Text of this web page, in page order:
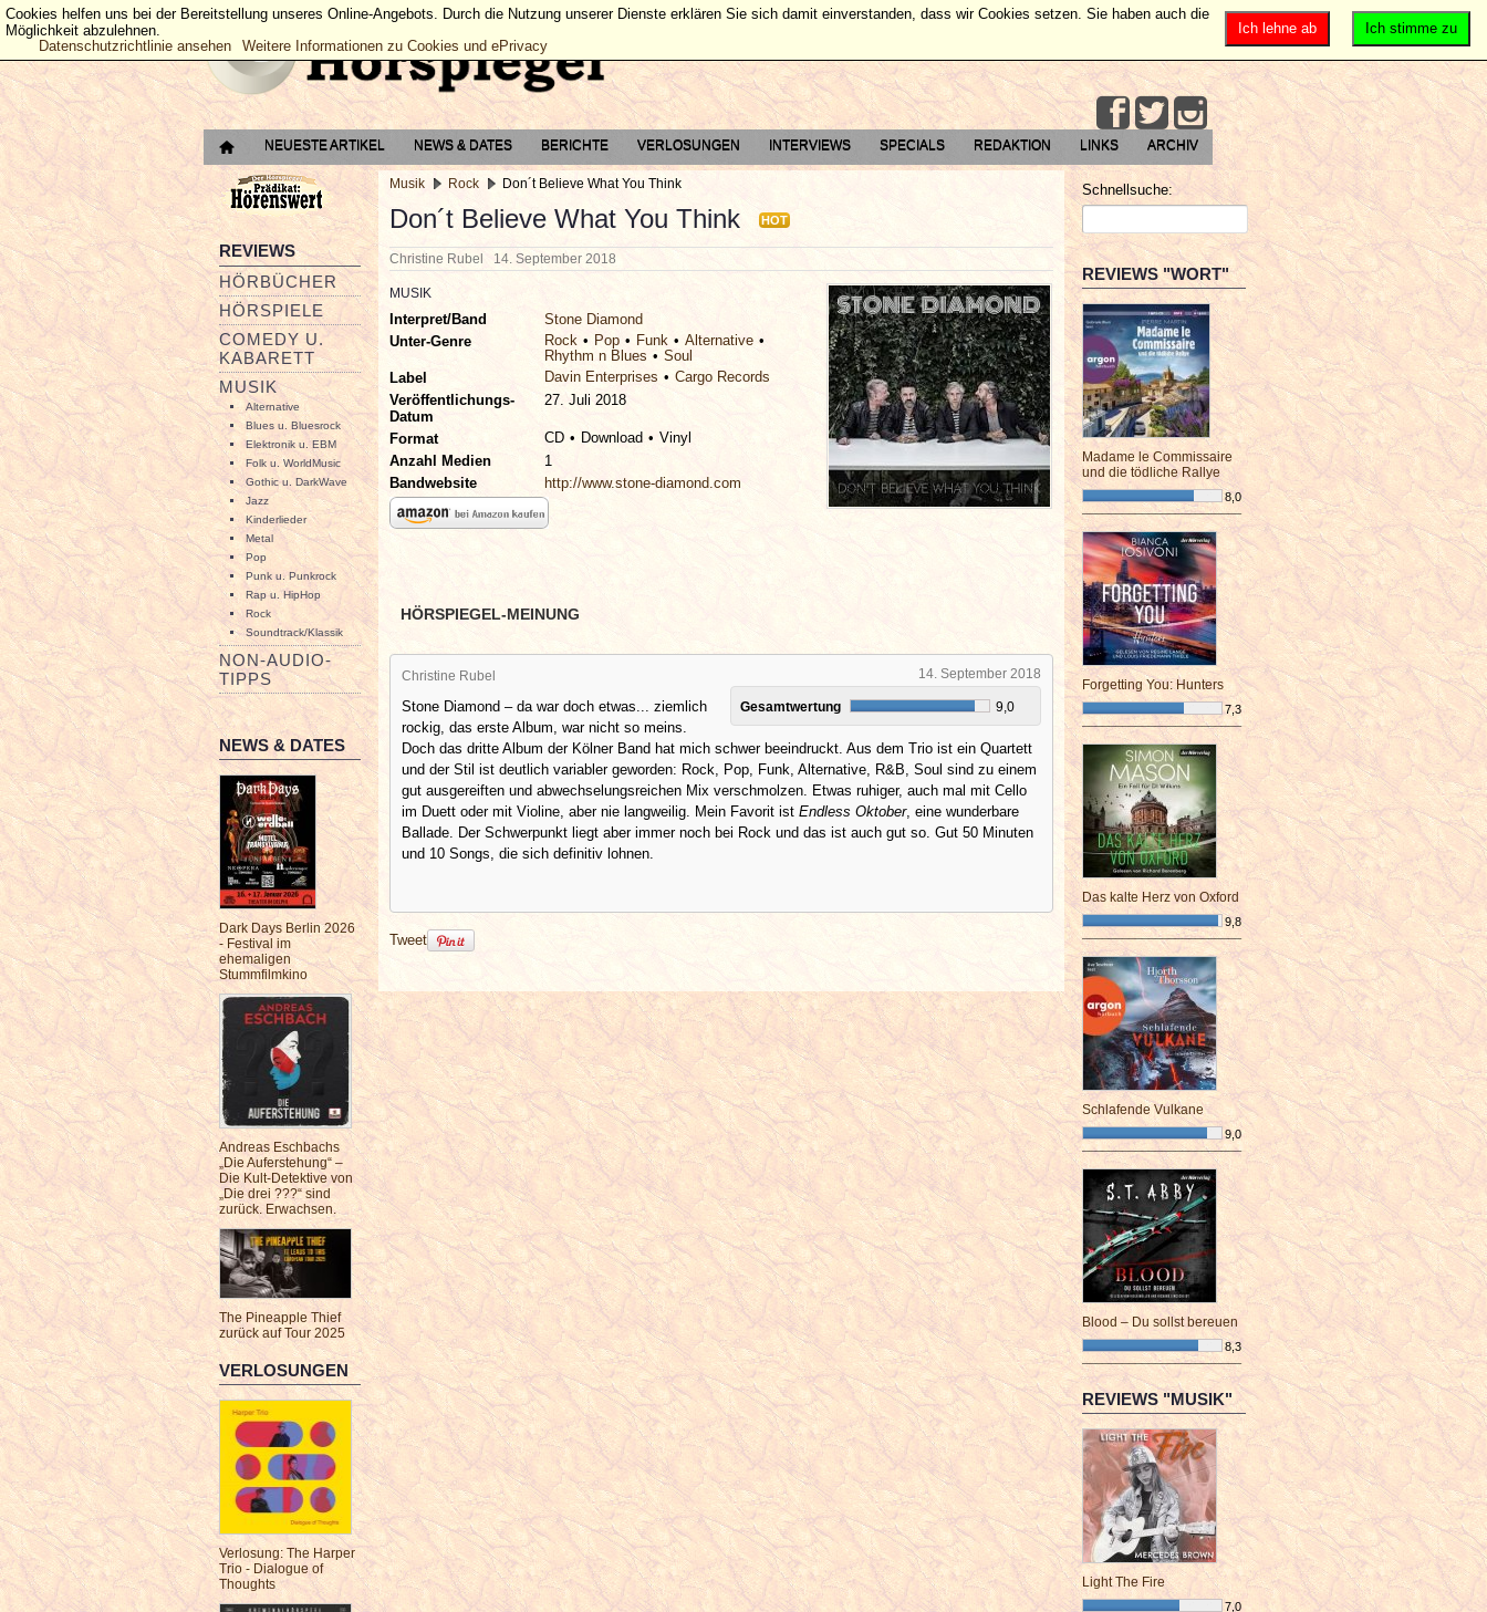
NEUESTE ARTIKEL NEWS & DATES BERICHTE VERLOSUNGEN INTERVIEWS SPECIALS REDAKTION LINKS ARCHIV
REVIEWS
HÖRBÜCHER
HÖRSPIELE
COMEDY U.
KABARETT
MUSIK
Alternative
Blues u. Bluesrock
Elektronik u. EBM
Folk u. WorldMusic
Gothic u. DarkWave
Jazz
Kinderlieder
Metal
Pop
Punk u. Punkrock
Rap u. HipHop
Rock
Soundtrack/Klassik
NON-AUDIO-
TIPPS
NEWS & DATES
Dark Days Berlin 2026
- Festival im
ehemaligen
Stummfilmkino
Andreas Eschbachs
„Die Auferstehung“ –
Die Kult-Detektive von
„Die drei ???“ sind
zurück. Erwachsen.
The Pineapple Thief
zurück auf Tour 2025
VERLOSUNGEN
Verlosung: The Harper
Trio - Dialogue of
Thoughts
Musik Rock Don´t Believe What You Think
Don´t Believe What You Think HOT
Christine Rubel 14. September 2018
MUSIK
Interpret/Band
Stone Diamond
Unter-Genre
Rock Pop Funk
Alternative
Rhythm n Blues
Soul
Label
Davin Enterprises
Cargo Records
Veröffentlichungs-
Datum
27. Juli 2018
Format CD Download
Vinyl
Anzahl Medien
1
Bandwebsite
http://www.stone-diamond.com
HÖRSPIEGEL-MEINUNG
14. September 2018
Christine Rubel
Gesamtwertung 9,0
Stone Diamond – da war doch etwas... ziemlich
rockig, das erste Album, war nicht so meins.
Doch das dritte Album der Kölner Band hat mich schwer beeindruckt. Aus dem Trio ist ein Quartett
und der Stil ist deutlich variabler geworden: Rock, Pop, Funk, Alternative, R&B, Soul sind zu einem
gut ausgereiften und abwechselungsreichen Mix verschmolzen. Etwas ruhiger, auch mal mit Cello
im Duett oder mit Violine, aber nie langweilig. Mein Favorit ist Endless Oktober, eine wunderbare
Ballade. Der Schwerpunkt liegt aber immer noch bei Rock und das ist auch gut so. Gut 50 Minuten
und 10 Songs, die sich definitiv lohnen.
Tweet
Schnellsuche:
REVIEWS "WORT"
Madame le Commissaire
und die tödliche Rallye
8,0
¯¯¯¯¯¯¯¯¯¯¯¯¯¯¯¯¯¯¯¯¯¯¯¯
Forgetting You: Hunters
7,3
¯¯¯¯¯¯¯¯¯¯¯¯¯¯¯¯¯¯¯¯¯¯¯¯
Das kalte Herz von Oxford
9,8
¯¯¯¯¯¯¯¯¯¯¯¯¯¯¯¯¯¯¯¯¯¯¯¯
Schlafende Vulkane
9,0
¯¯¯¯¯¯¯¯¯¯¯¯¯¯¯¯¯¯¯¯¯¯¯¯
Blood – Du sollst bereuen
8,3
¯¯¯¯¯¯¯¯¯¯¯¯¯¯¯¯¯¯¯¯¯¯¯¯
REVIEWS "MUSIK"
Light The Fire
7,0
Ich stimme zu
Ich lehne ab
Cookies helfen uns bei der Bereitstellung unseres Online-Angebots. Durch die Nutzung unserer Dienste erklären Sie sich damit einverstanden, dass wir Cookies setzen. Sie haben auch die
Möglichkeit abzulehnen.
Datenschutzrichtlinie ansehen
Weitere Informationen zu Cookies und ePrivacy